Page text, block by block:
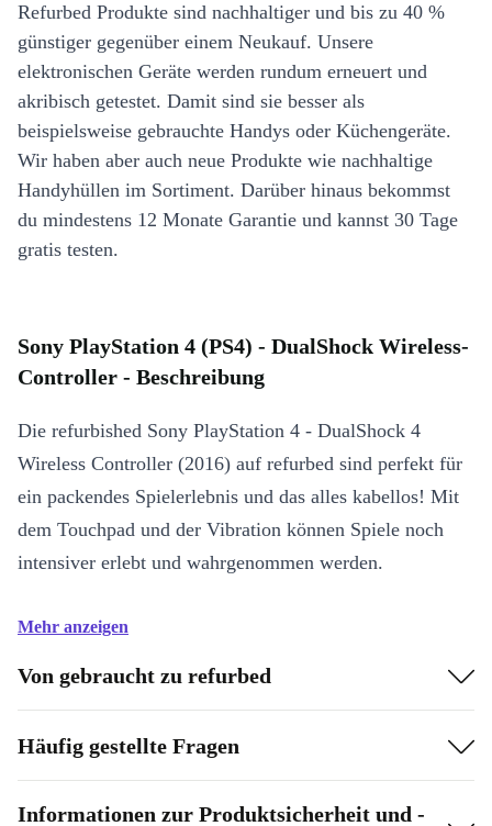
Refurbed Produkte sind nachhaltiger und bis zu 40 %
günstiger gegenüber einem Neukauf. Unsere
elektronischen Geräte werden rundum erneuert und
akribisch getestet. Damit sind sie besser als
beispielsweise gebrauchte Handys oder Küchengeräte.
Wir haben aber auch neue Produkte wie nachhaltige
Handyhüllen im Sortiment. Darüber hinaus bekommst
du mindestens 12 Monate Garantie und kannst 30 Tage
gratis testen.
Sony PlayStation 4 (PS4) - DualShock Wireless-
Controller - Beschreibung
Die refurbished Sony PlayStation 4 - DualShock 4
Wireless Controller (2016) auf refurbed sind perfekt für
ein packendes Spielerlebnis und das alles kabellos! Mit
dem Touchpad und der Vibration können Spiele noch
intensiver erlebt und wahrgenommen werden.
Mehr anzeigen
Von gebraucht zu refurbed
Häufig gestellte Fragen
Informationen zur Produktsicherheit und -